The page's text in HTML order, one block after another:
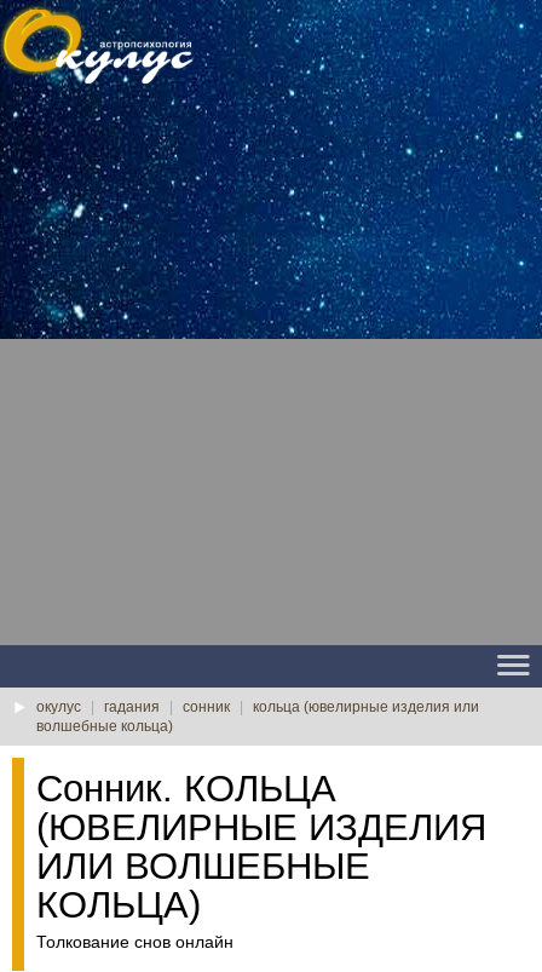
окулус гадания сонник
кольца (ювелирные изделия или
волшебные кольца)
Сонник. КОЛЬЦА
(ЮВЕЛИРНЫЕ ИЗДЕЛИЯ
ИЛИ ВОЛШЕБНЫЕ
КОЛЬЦА)
Толкование снов онлайн